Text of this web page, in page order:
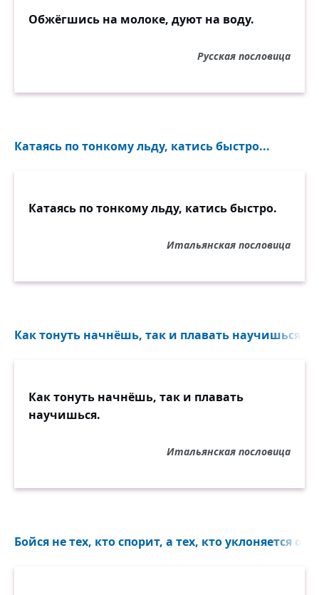
Обжёгшись на молоке, дуют на воду.
Русская пословица
Катаясь по тонкому льду, катись быстро...
Катаясь по тонкому льду, катись быстро.
Итальянская пословица
Как тонуть начнёшь, так и плавать научишься...
Как тонуть начнёшь, так и плавать
научишься.
Итальянская пословица
Бойся не тех, кто спорит, а тех, кто уклоняется от